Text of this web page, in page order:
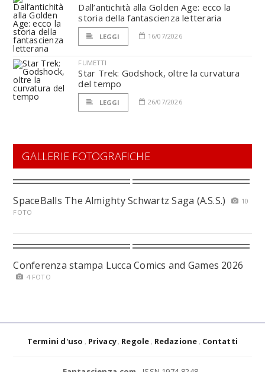
Dall’antichità alla Golden Age: ecco la
storia della fantascienza letteraria
LEGGI 16/07/2026
FUMETTI
Star Trek: Godshock, oltre la curvatura
del tempo
LEGGI 26/07/2026
GALLERIE FOTOGRAFICHE
SpaceBalls The Almighty Schwartz Saga (A.S.S.)
10
FOTO
Conferenza stampa Lucca Comics and Games 2026
4 FOTO
Termini d'uso Privacy Regole Redazione Contatti